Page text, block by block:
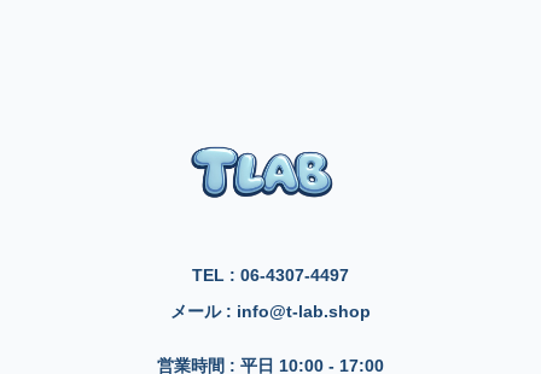
TEL : 06-4307-4497
メール : info@t-lab.shop
営業時間 : 平日 10:00 - 17:00